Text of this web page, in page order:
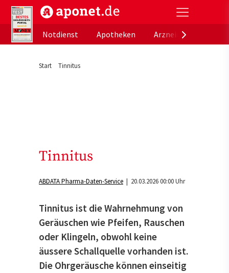
aponet.de - Das offizielle Gesundheitsportal der
Notdienst
Apotheken
Start Tinnitus
Tinnitus
ABDATA Pharma-Daten-Service | 20.03.2026 00:00 Uhr
Tinnitus ist die Wahrnehmung von
Geräuschen wie Pfeifen, Rauschen
oder Klingeln, obwohl keine
äussere Schallquelle vorhanden ist.
Die Ohrgeräusche können einseitig